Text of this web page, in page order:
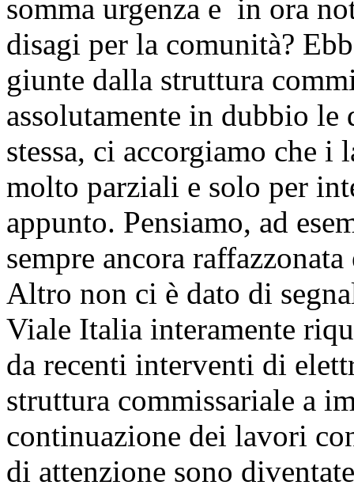
somma urgenza e in ora
disagi per la comunità?
giunte dalla struttura
assolutamente in dubbio
stessa, ci accorgiamo che
molto parziali e solo per
appunto. Pensiamo, ad
sempre ancora
Altro non ci è dato di
Viale Italia interamente
da recenti interventi di
struttura commissariale a
continuazione dei lavori
di attenzione sono